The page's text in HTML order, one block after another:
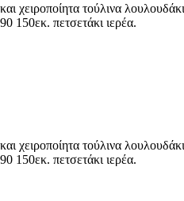
τούλινα
150εκ. πετσετάκι ιερέα.
τούλινα
150εκ. πετσετάκι ιερέα.